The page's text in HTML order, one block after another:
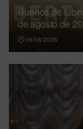
Sueños de
de agosto de
06/08/2026